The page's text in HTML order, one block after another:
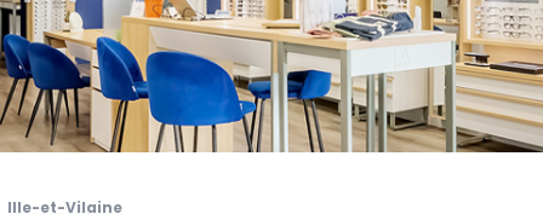
Ille-et-Vilaine